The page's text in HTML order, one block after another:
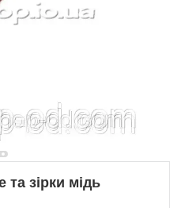
зірки мідь